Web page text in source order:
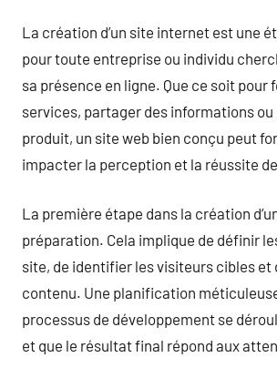
La création d’un site internet est une
pour toute entreprise ou individu
sa présence en ligne. Que ce soit pour
services, partager des informations
produit, un site web bien conçu peut
impacter la perception et la réussite
La première étape dans la création
préparation. Cela implique de définir
site, de identifier les visiteurs cibles et
contenu. Une planification
processus de développement se
et que le résultat final répond aux